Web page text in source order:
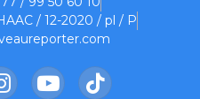
/ 12-2020 / pl / P
InstagramYouTubeTikTok